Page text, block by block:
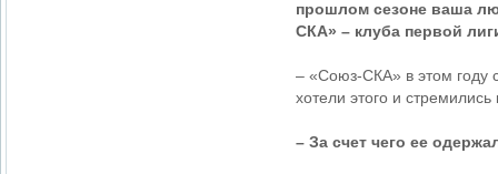
прошлом сезоне ваша
СКА» – клуба первой
– «Союз-СКА» в этом году
хотели этого и стремились
– За счет чего ее